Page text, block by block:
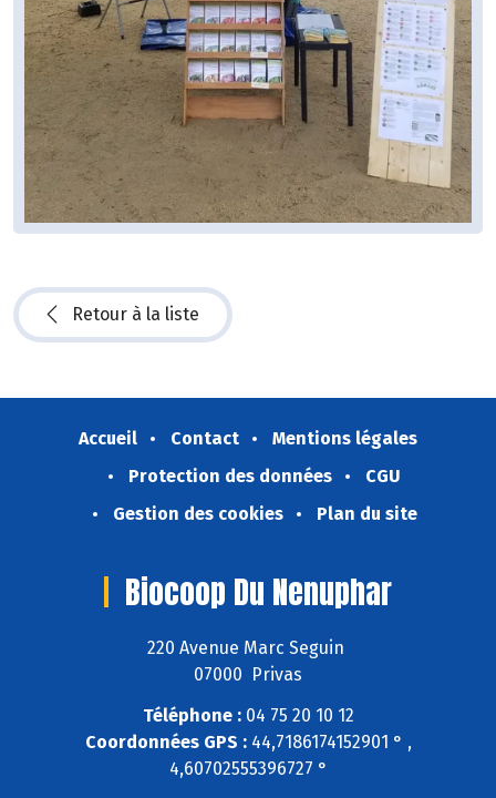
Retour à la liste
Accueil Contact
Mentions légales
Protection des données
CGU
Gestion des cookies
Plan du site
Biocoop Du Nenuphar
220 Avenue Marc Seguin
07000 Privas
Téléphone :04 75 20 10 12
Coordonnées GPS :44,7186174152901 ° ,
4,60702555396727 °